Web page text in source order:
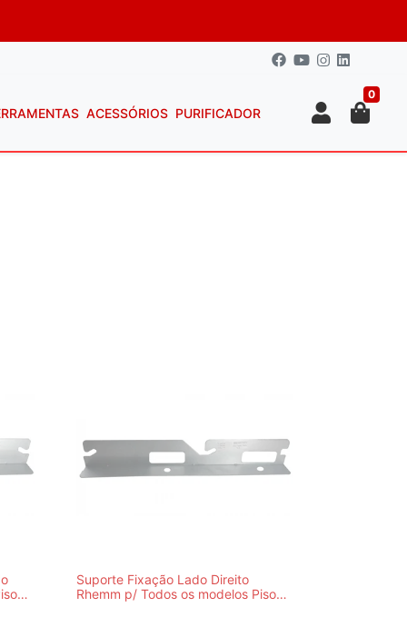
0
ACESSÓRIOS PURIFICADOR
Suporte Fixação Lado Direito
Rhemm p/ Todos os modelos Piso